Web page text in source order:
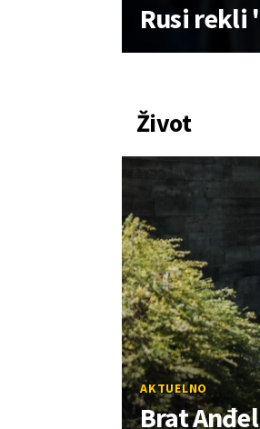
Rusi rekli
Život
AKTUELNO
Brat